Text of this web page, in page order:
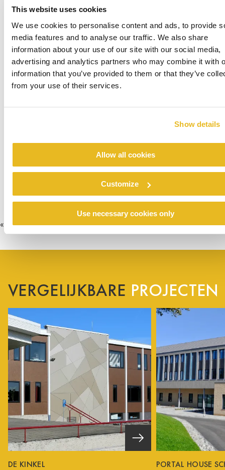
This website uses cookies
We use cookies to personalise content and ads, to provide
media features and to analyse our traffic. We also share
information about your use of our site with our social media,
advertising and analytics partners who may combine it with
information that you’ve provided to them or that they’ve
from your use of their services.
Show details
Allow all cookies
Customize
Use necessary cookies only
Verder lezen
Colegio Ramón y Cajal
« 1 2 3 4 5 6 7 8 9 10 11 12 13
VERGELIJKBARE PROJECTEN
DE KINKEL PORTAL HOUSE